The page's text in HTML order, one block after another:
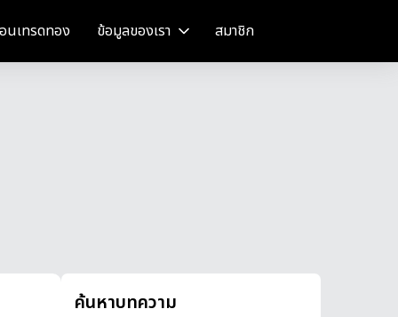
นเทรดทอง ข้อมูลของเรา สมาชิก
ค้นหาบทความ